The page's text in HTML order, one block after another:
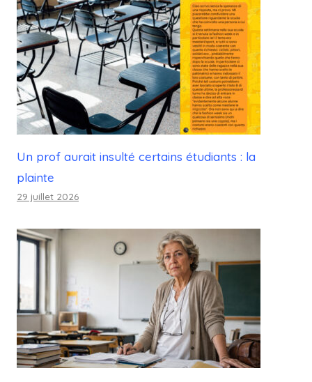
Un prof aurait insulté certains étudiants : la
plainte
29 juillet 2026